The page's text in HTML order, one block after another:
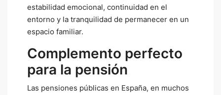
estabilidad emocional, continuidad en el
entorno y la tranquilidad de permanecer en un
espacio familiar.
Complemento perfecto
para la pensión
Las pensiones públicas en España, en muchos